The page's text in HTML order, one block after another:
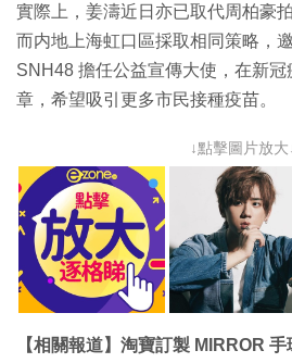
實際上，姜濤近日亦已取代周柏豪
而内地上海虹口區採取相同策略，
SNH48 擔任公益宣傳大使，在新
章，希望吸引更多市民接種疫苗。
↓點擊圖片放大
【相關報道】淘寶訂製 MIRROR